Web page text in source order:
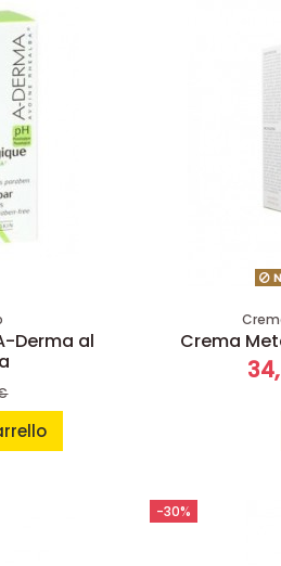
Derma al
Crema
-30%